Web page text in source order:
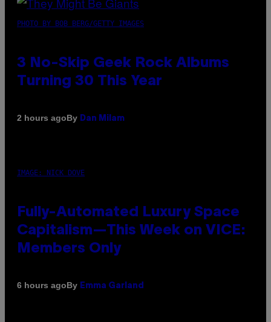
PHOTO BY BOB BERG/GETTY IMAGES
3 No-Skip Geek Rock Albums
Turning 30 This Year
2 hours agoBy Dan Milam
IMAGE: NICK DOVE
Fully-Automated Luxury Space
Capitalism—This Week on VICE:
Members Only
6 hours agoBy Emma Garland